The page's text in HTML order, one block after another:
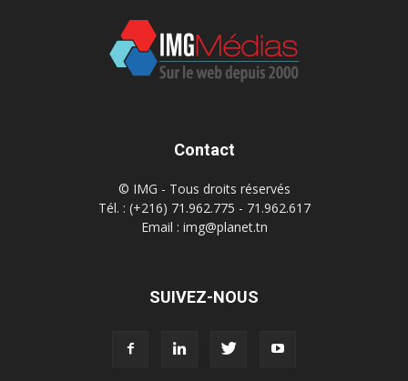
Contact
© IMG - Tous droits réservés
Tél. : (+216) 71.962.775 - 71.962.617
Email : img@planet.tn
SUIVEZ-NOUS